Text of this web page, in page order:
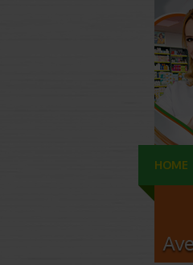
HOME